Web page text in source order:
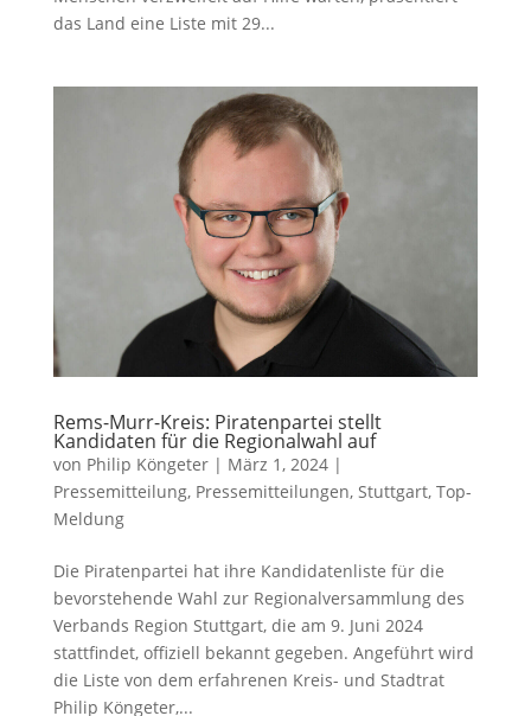
das Land eine Liste mit 29...
Rems-Murr-Kreis: Piratenpartei stellt
Kandidaten für die Regionalwahl auf
von Philip Köngeter| März 1, 2024|
Pressemitteilung, Pressemitteilungen, Stuttgart, Top-
Meldung
Die Piratenpartei hat ihre Kandidatenliste für die
bevorstehende Wahl zur Regionalversammlung des
Verbands Region Stuttgart, die am 9. Juni 2024
stattfindet, offiziell bekannt gegeben. Angeführt wird
die Liste von dem erfahrenen Kreis- und Stadtrat
Philip Köngeter,...